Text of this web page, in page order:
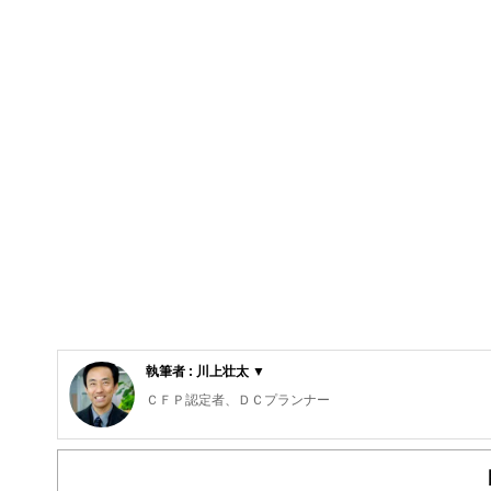
執筆者 : 川上壮太 ▼
ＣＦＰ認定者、ＤＣプランナー
京都大学工学部修士卒。精密機械メーカー勤務の後、FP
を中心に、主に子育て世代のライフプラン作りの相談に